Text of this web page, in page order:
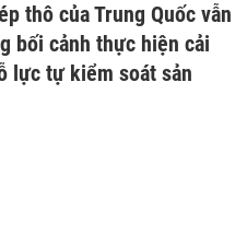
thô của Trung Quốc vẫn
bối cảnh thực hiện cải
lực tự kiểm soát sản